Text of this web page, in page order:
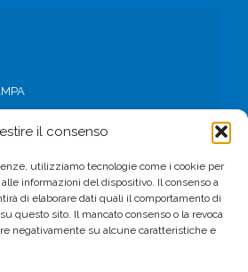
il consenso
utilizziamo tecnologie come i cookie per
informazioni del dispositivo. Il consenso a
di elaborare dati quali il comportamento di
questo sito. Il mancato consenso o la revoca
negativamente su alcune caratteristiche e